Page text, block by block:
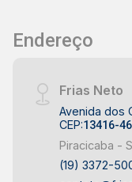
Endereço
Frias Neto
Avenida dos
CEP:13416-
Piracicaba -
(19) 3372-